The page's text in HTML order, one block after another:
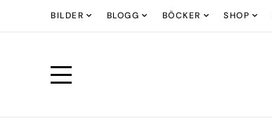
BILDER BLOGG BÖCKER SHOP